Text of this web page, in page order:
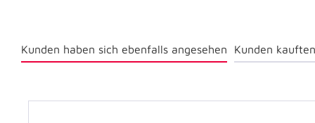
Kunden haben sich ebenfalls angesehen Kunden